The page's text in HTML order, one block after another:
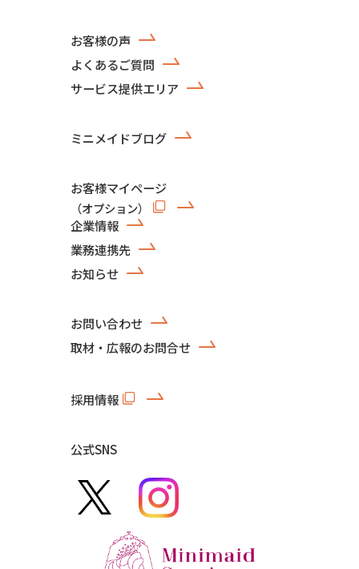
お客様の声
よくあるご質問
サービス提供エリア
ミニメイドブログ
お客様マイページ
（オプション）
企業情報
業務連携先
お知らせ
お問い合わせ
取材・広報のお問合せ
採用情報
公式SNS